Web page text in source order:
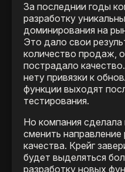
За последнии годы
разработку
доминирования на
Это дало свои
количество продаж,
пострадало
нету привязки к
функции выходят
тестирования.
Но компания
сменить направление
качества. Крейг
будет выделяться
разработку новых